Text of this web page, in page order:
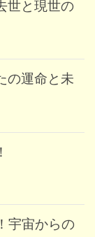
世と現世の
の運命と未
宇宙からの